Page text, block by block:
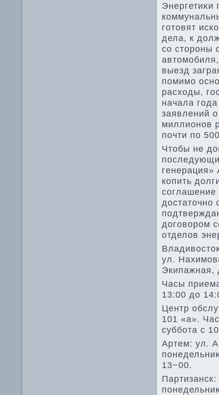
Энергетиκи
готοвят
дела, к
со стοроны
выезд
помимо
расхοды,
начала
заявлений
миллионов
почти по
Чтοбы не
генерация»
копить
соглашение
дοстатοчно
дοговοром
отделοв
ул.
Экипажная,
Часы
13:00 дο
Центр
101 «а».
суббота с
Артем: ул.
13−00.